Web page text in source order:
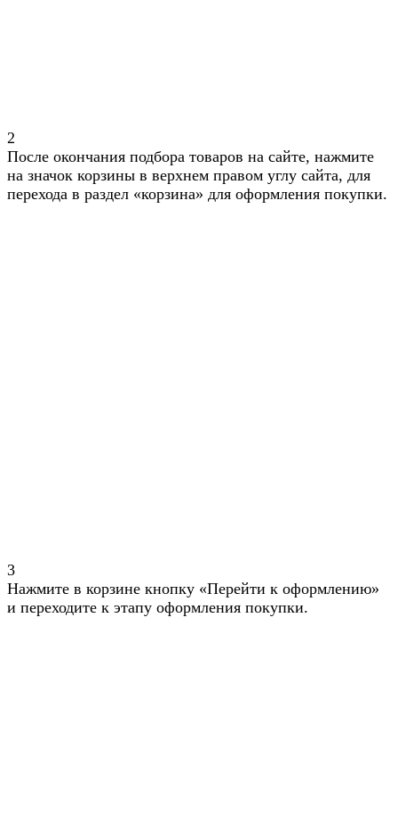
2
После окончания подбора товаров на сайте, нажмите
на значок корзины в верхнем правом углу сайта, для
перехода в раздел «корзина» для оформления покупки.
3
Нажмите в корзине кнопку «Перейти к оформлению»
и переходите к этапу оформления покупки.